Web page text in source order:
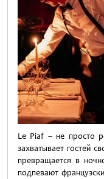
Le Piaf – не просто
захватывает гостей
превращается в
подпевают